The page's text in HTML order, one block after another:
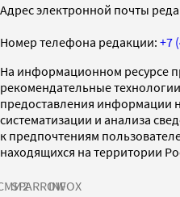
Адрес электронной почты
Номер телефона редакции: +7
На информационном ресурсе
рекомендательные
предоставления информации
систематизации и анализа
к предпочтениям
находящихся на территории
SPARROWINFOX